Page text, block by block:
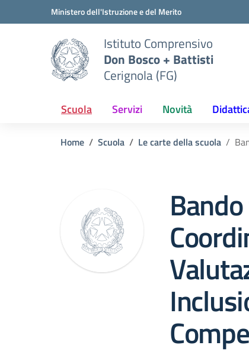
Vai ai contenuti
Vai al menu di navigazioneMinistero dell'Istruzione e del Merito
Istituto Comprensivo
Don Bosco + Battisti
Cerignola (FG)
Scuola Servizi Novità
Home Scuola Le carte della scuola